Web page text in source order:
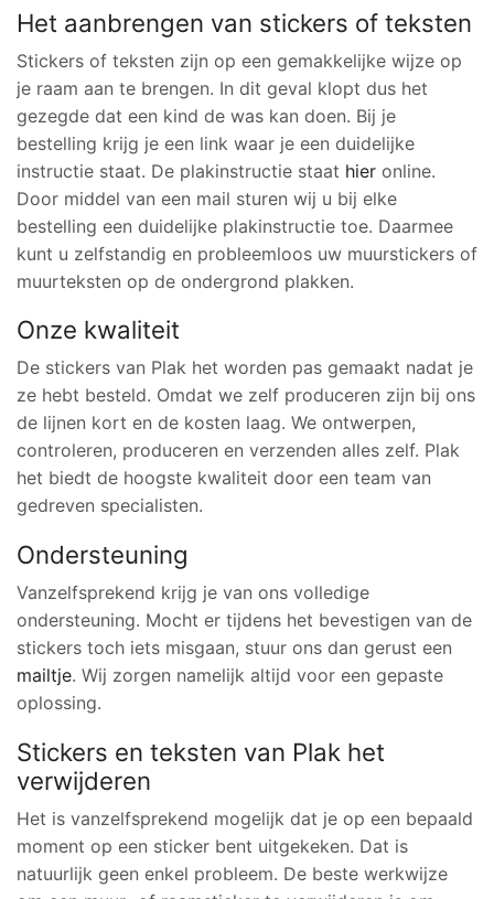
Het aanbrengen van stickers of teksten
Stickers of teksten zijn op een gemakkelijke wijze op
je raam aan te brengen. In dit geval klopt dus het
gezegde dat een kind de was kan doen. Bij je
bestelling krijg je een link waar je een duidelijke
instructie staat. De plakinstructie staat hier online.
Door middel van een mail sturen wij u bij elke
bestelling een duidelijke plakinstructie toe. Daarmee
kunt u zelfstandig en probleemloos uw muurstickers of
muurteksten op de ondergrond plakken.
Onze kwaliteit
De stickers van Plak het worden pas gemaakt nadat je
ze hebt besteld. Omdat we zelf produceren zijn bij ons
de lijnen kort en de kosten laag. We ontwerpen,
controleren, produceren en verzenden alles zelf. Plak
het biedt de hoogste kwaliteit door een team van
gedreven specialisten.
Ondersteuning
Vanzelfsprekend krijg je van ons volledige
ondersteuning. Mocht er tijdens het bevestigen van de
stickers toch iets misgaan, stuur ons dan gerust een
mailtje. Wij zorgen namelijk altijd voor een gepaste
oplossing.
Stickers en teksten van Plak het
verwijderen
Het is vanzelfsprekend mogelijk dat je op een bepaald
moment op een sticker bent uitgekeken. Dat is
natuurlijk geen enkel probleem. De beste werkwijze